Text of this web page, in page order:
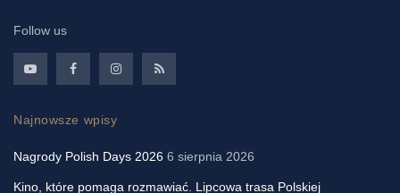
Follow us
Najnowsze wpisy
Nagrody Polish Days 2026 6 sierpnia 2026
Kino, które pomaga rozmawiać. Lipcowa trasa Polskiej